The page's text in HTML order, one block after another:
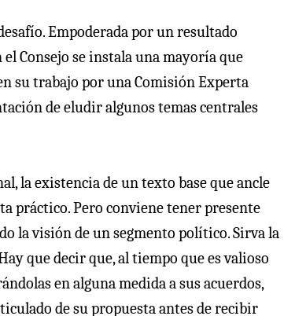
Empoderada por un resultado
Consejo se instala una mayoría que
su trabajo por una Comisión Experta
de eludir algunos temas centrales
la existencia de un texto base que ancle
práctico. Pero conviene tener presente
la visión de un segmento político. Sirva la
que decir que, al tiempo que es valioso
en alguna medida a sus acuerdos,
de su propuesta antes de recibir